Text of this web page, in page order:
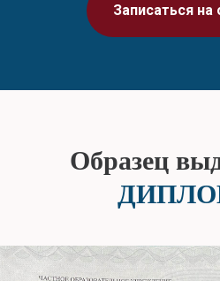
Записаться на
Образец